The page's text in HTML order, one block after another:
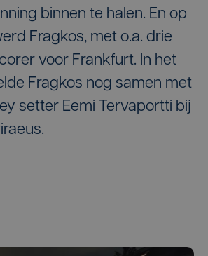
binnen te halen. En op
Fragkos, met o.a. drie
voor Frankfurt. In het
Fragkos nog samen met
setter Eemi Tervaportti bij